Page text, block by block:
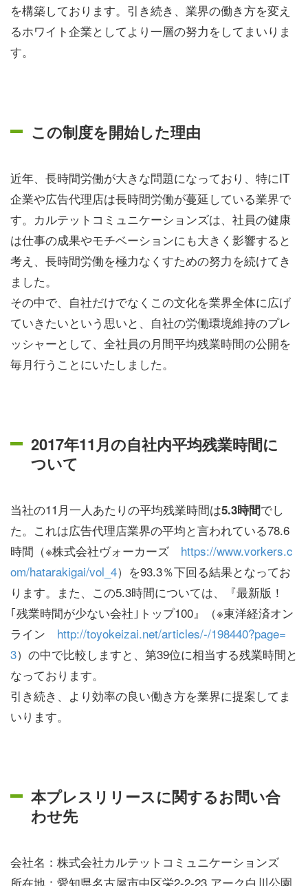
を構築しております。引き続き、業界の働き方を変え
るホワイト企業としてより一層の努力をしてまいりま
す。
この制度を開始した理由
近年、長時間労働が大きな問題になっており、特にIT
企業や広告代理店は長時間労働が蔓延している業界で
す。カルテットコミュニケーションズは、社員の健康
は仕事の成果やモチベーションにも大きく影響すると
考え、長時間労働を極力なくすための努力を続けてき
ました。
その中で、自社だけでなくこの文化を業界全体に広げ
ていきたいという思いと、自社の労働環境維持のプレ
ッシャーとして、全社員の月間平均残業時間の公開を
毎月行うことにいたしました。
2017年11月の自社内平均残業時間に
ついて
当社の11月一人あたりの平均残業時間は5.3時間でし
た。これは広告代理店業界の平均と言われている78.6
時間（※株式会社ヴォーカーズ https://www.vorkers.c
om/hatarakigai/vol_4）を93.3％下回る結果となってお
ります。また、この5.3時間については、『最新版！
｢残業時間が少ない会社｣トップ100』（※東洋経済オン
ライン http://toyokeizai.net/articles/-/198440?page=
3）の中で比較しますと、第39位に相当する残業時間と
なっております。
引き続き、より効率の良い働き方を業界に提案してま
いります。
本プレスリリースに関するお問い合
わせ先
会社名：株式会社カルテットコミュニケーションズ
所在地：愛知県名古屋市中区栄2-2-23 アーク白川公園